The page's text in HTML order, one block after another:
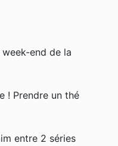
end de la
! Prendre un thé
entre 2 séries